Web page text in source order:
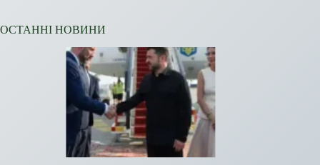
ОСТАННІ НОВИНИ